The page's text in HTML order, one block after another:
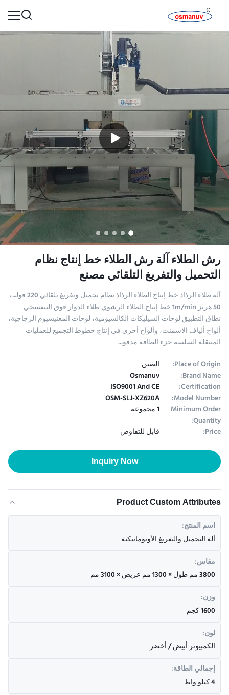
رش الطلاء آلة رش الطلاء خط إنتاج نظام
التحميل والتفريغ التلقائي مصنع
آلة طلاء الرذاذ خط إنتاج الطلاء الرذاذ نظام تحميل وتفريغ تلقائي 220 فولت
50 هرتز 1m/min خط إنتاج الطلاء الرشوي طلاء الدوار فوق البنفسجي
نطاق التطبيق لوحات السيليكات الكالسيومية، لوحات المغنيسيوم الزجاجية،
ألواح ألياف الاسمنت، وألواح أخرى في إنتاج خطوط التجميع للعمليات
المتنقلة السلسة جزء الطاقة مدفو...
Place of Origin:
الصين
Brand Name:
Osmanuv
Certification:
ISO9001 And CE
Model Number:
OSM-SLJ-XZ620A
Minimum Order
Quantity:
1 مجموعة
Price:
قابل للتفاوض
Inquiry Now
Product Custom Attributes
اسم المنتج:
آلة التحميل والتفريغ الأوتوماتيكية
مقاس:
3800 مم طول × 1300 مم عريض × 3100 مم
وزن:
1600 كجم
لون:
الكمبيوتر أبيض / أخضر
إجمالي الطاقة:
4 كيلو واط